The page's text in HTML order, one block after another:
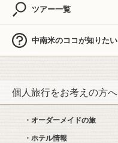
ツアー一覧
中南米のココが知りたい
個人旅行をお考えの方へ
・オーダーメイドの旅
・ホテル情報